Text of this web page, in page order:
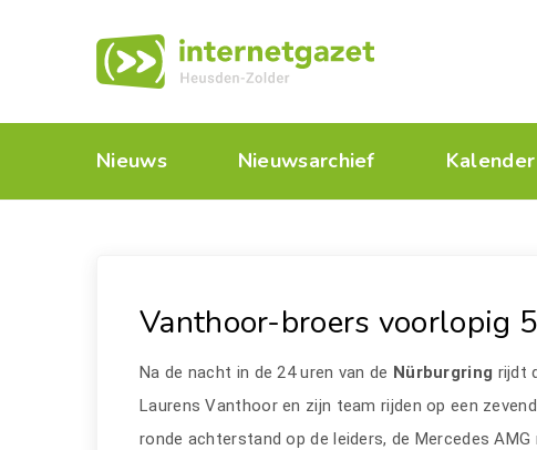
Nieuws Nieuwsarchief Kalender
Vanthoor-broers voorlopig
Na de nacht in de 24 uren van de Nürburgring rijdt
Laurens Vanthoor en zijn team rijden op een
ronde achterstand op de leiders, de Mercedes